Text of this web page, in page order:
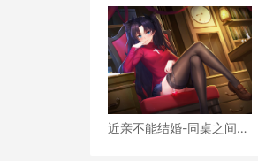
近亲不能结婚-同桌之间的